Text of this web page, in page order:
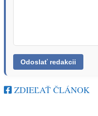
ZDIEĽAŤ ČLÁNOK